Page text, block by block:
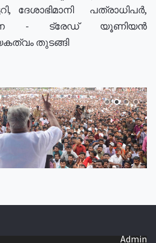
ദേശാഭിമാനി പത്രാധിപർ,
- ട്രേഡ് യൂണിയൻ
തുടങ്ങി
Admin